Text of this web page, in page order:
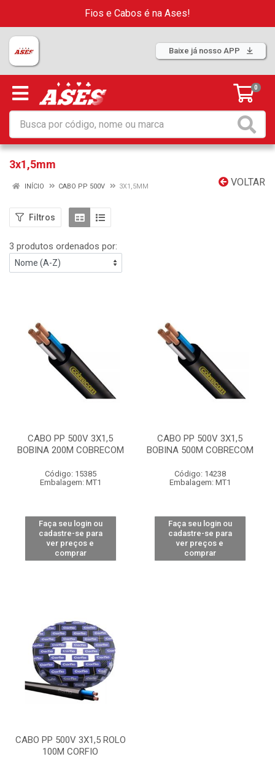
Fios e Cabos é na Ases!
Baixe já nosso APP
0
3x1,5mm
VOLTAR
INÍCIO CABO PP 500V 3X1,5MM
Filtros
3 produtos ordenados por:
CABO PP 500V 3X1,5
BOBINA 200M COBRECOM
Código: 15385
Embalagem: MT1
Faça seu login ou
cadastre-se para
ver preços e
comprar
CABO PP 500V 3X1,5
BOBINA 500M COBRECOM
Código: 14238
Embalagem: MT1
Faça seu login ou
cadastre-se para
ver preços e
comprar
CABO PP 500V 3X1,5 ROLO
100M CORFIO